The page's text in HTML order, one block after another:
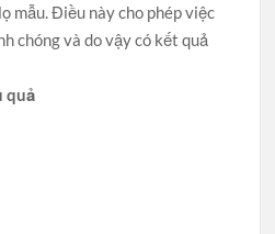
mẫu. Điều này cho phép việc
chóng và do vậy có kết quả
quả